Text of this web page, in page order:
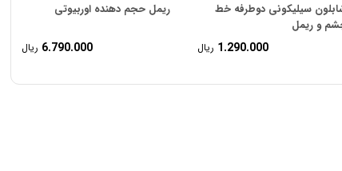
سیلیکونی دوطرفه خط
و ریمل
1.290.000 ریال
ریمل حجم دهنده اوربیوتی
6.790.000 ریال